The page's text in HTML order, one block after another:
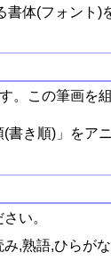
体(フォント)
。この筆画を
き順)」をア
い。
,熟語,ひらが